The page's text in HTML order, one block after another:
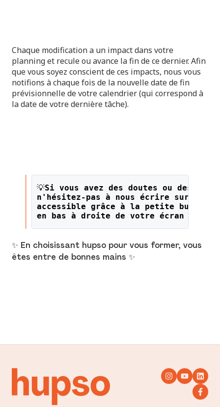
Chaque modification a un impact dans votre
planning et recule ou avance la fin de ce dernier. Afin
que vous soyez conscient de ces impacts, nous vous
notifions à chaque fois de la nouvelle date de fin
prévisionnelle de votre calendrier (qui correspond à
la date de votre dernière tâche).
💡Si vous avez des doutes ou des
n'hésitez-pas à nous écrire sur le
accessible grâce à la petite bulle
en bas à droite de votre écran !
✨ En choisissant hupso pour vous former, vous
êtes entre de bonnes mains ✨